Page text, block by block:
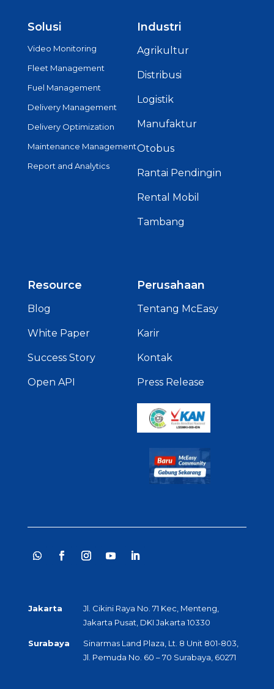
Solusi
Video Monitoring
Fleet Management
Fuel Management
Delivery Management
Delivery Optimization
Maintenance Management
Report and Analytics
Industri
Agrikultur
Distribusi
Logistik
Manufaktur
Otobus
Rantai Pendingin
Rental Mobil
Tambang
Resource
Blog
White Paper
Success Story
Open API
Perusahaan
Tentang McEasy
Karir
Kontak
Press Release
Jakarta
Jl. Cikini Raya No. 71 Kec, Menteng,
Jakarta Pusat, DKI Jakarta 10330
Surabaya
Sinarmas Land Plaza, Lt. 8 Unit 801-803,
Jl. Pemuda No. 60 – 70 Surabaya, 60271